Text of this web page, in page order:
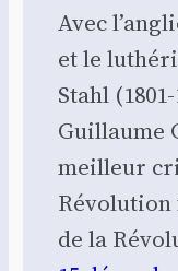
Avec
et le
Stahl
Guillaume
meilleur
de la